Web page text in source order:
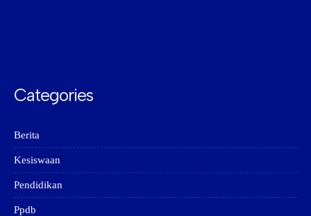
Categories
Berita
Kesiswaan
Pendidikan
Ppdb